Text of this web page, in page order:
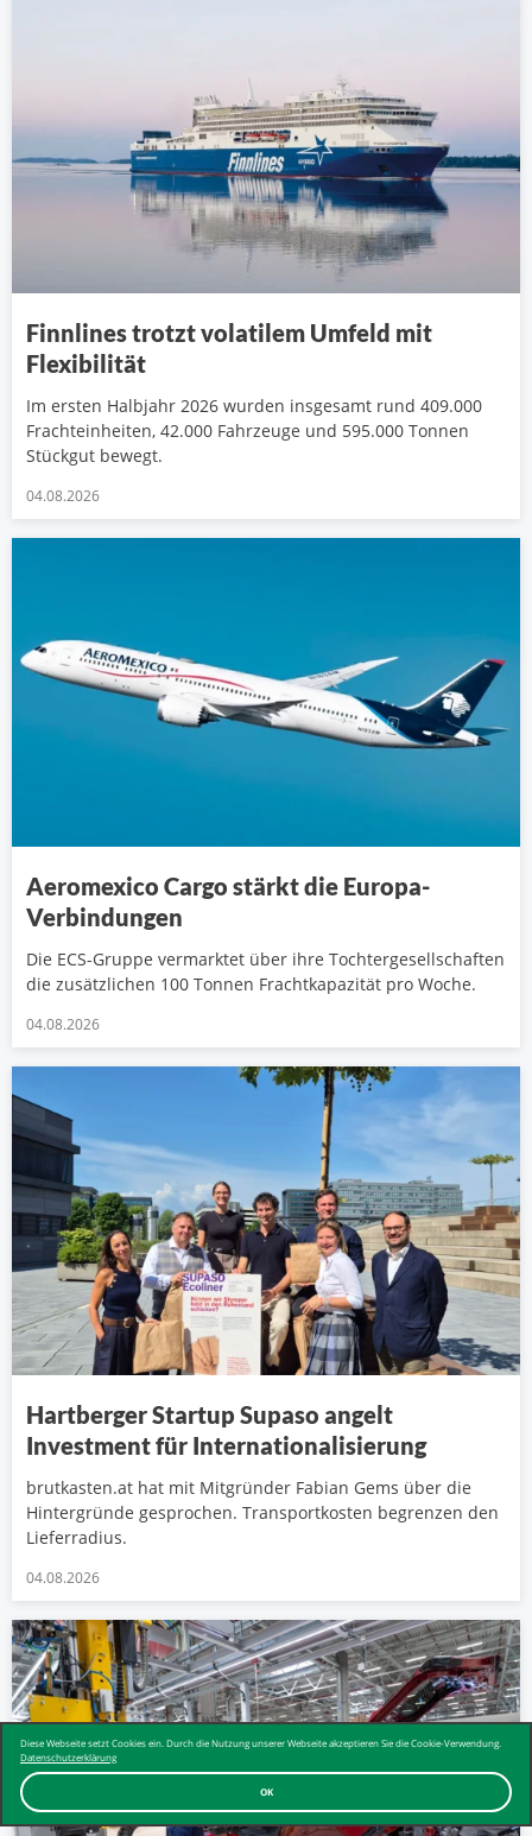
OK
Diese Webseite setzt Cookies ein. Durch die Nutzung unserer Webseite akzeptieren Sie die Cookie-Verwendung.
Datenschutzerklärung
Finnlines trotzt volatilem Umfeld mit
Flexibilität
Im ersten Halbjahr 2026 wurden insgesamt rund 409.000
Frachteinheiten, 42.000 Fahrzeuge und 595.000 Tonnen
Stückgut bewegt.
04.08.2026
Aeromexico Cargo stärkt die Europa-
Verbindungen
Die ECS-Gruppe vermarktet über ihre Tochtergesellschaften
die zusätzlichen 100 Tonnen Frachtkapazität pro Woche.
04.08.2026
Hartberger Startup Supaso angelt
Investment für Internationalisierung
brutkasten.at hat mit Mitgründer Fabian Gems über die
Hintergründe gesprochen. Transportkosten begrenzen den
Lieferradius.
04.08.2026